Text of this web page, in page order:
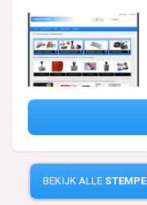
BEKIJK ALLE